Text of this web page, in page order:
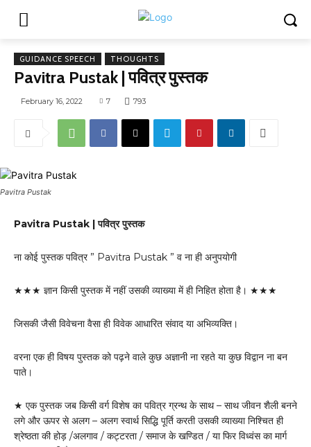
GUIDANCE SPEECH THOUGHTS
Pavitra Pustak | पवित्र पुस्तक
February 16, 2022 7 793
Pavitra Pustak
Pavitra Pustak | पवित्र पुस्तक
ना कोई पुस्तक पवित्र ” Pavitra Pustak ” व ना ही अनुपयोगी
★★★ ज्ञान किसी पुस्तक में नहीं उसकी व्याख्या में ही निहित होता है। ★★★
जिसकी जैसी विवेचना वैसा ही विवेक आधारित संवाद या अभिव्यक्ति।
वरना एक ही विषय पुस्तक को पढ़ने वाले कुछ अज्ञानी ना रहते या कुछ विद्वान ना बन
पाते।
★ एक पुस्तक जब किसी वर्ग विशेष का पवित्र ग्रन्थ के साथ – साथ जीवन शैली बनने
लगे और ऊपर से अलग – अलग स्वार्थ सिद्धि पूर्ति करती उसकी व्याख्या निश्चित ही
श्रेष्ठता की होड़ /अलगाव / कट्टरता / समाज के खण्डित / या फिर विध्वंस का मार्ग